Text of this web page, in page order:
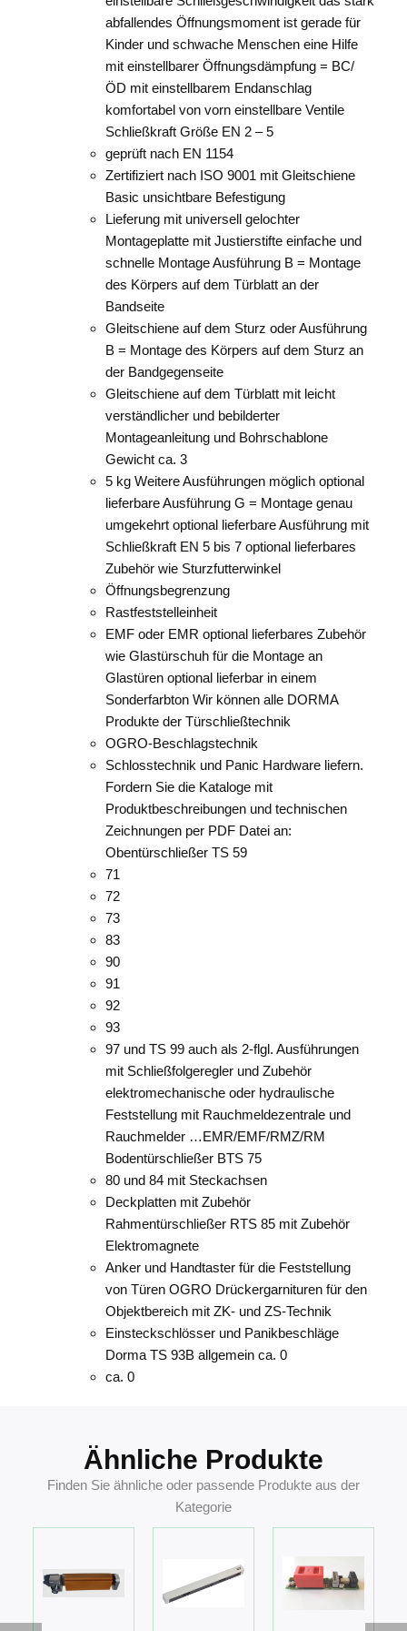
abfallendes Öffnungsmoment ist gerade für
Kinder und schwache Menschen eine Hilfe
mit einstellbarer Öffnungsdämpfung = BC/
ÖD mit einstellbarem Endanschlag
komfortabel von vorn einstellbare Ventile
Schließkraft Größe EN 2 – 5
geprüft nach EN 1154
Zertifiziert nach ISO 9001 mit Gleitschiene
Basic unsichtbare Befestigung
Lieferung mit universell gelochter
Montageplatte mit Justierstifte einfache und
schnelle Montage Ausführung B = Montage
des Körpers auf dem Türblatt an der
Bandseite
Gleitschiene auf dem Sturz oder Ausführung
B = Montage des Körpers auf dem Sturz an
der Bandgegenseite
Gleitschiene auf dem Türblatt mit leicht
verständlicher und bebilderter
Montageanleitung und Bohrschablone
Gewicht ca. 3
5 kg Weitere Ausführungen möglich optional
lieferbare Ausführung G = Montage genau
umgekehrt optional lieferbare Ausführung mit
Schließkraft EN 5 bis 7 optional lieferbares
Zubehör wie Sturzfutterwinkel
Öffnungsbegrenzung
Rastfeststelleinheit
EMF oder EMR optional lieferbares Zubehör
wie Glastürschuh für die Montage an
Glastüren optional lieferbar in einem
Sonderfarbton Wir können alle DORMA
Produkte der Türschließtechnik
OGRO-Beschlagstechnik
Schlosstechnik und Panic Hardware liefern.
Fordern Sie die Kataloge mit
Produktbeschreibungen und technischen
Zeichnungen per PDF Datei an:
Obentürschließer TS 59
71
72
73
83
90
91
92
93
97 und TS 99 auch als 2-flgl. Ausführungen
mit Schließfolgeregler und Zubehör
elektromechanische oder hydraulische
Feststellung mit Rauchmeldezentrale und
Rauchmelder …EMR/EMF/RMZ/RM
Bodentürschließer BTS 75
80 und 84 mit Steckachsen
Deckplatten mit Zubehör
Rahmentürschließer RTS 85 mit Zubehör
Elektromagnete
Anker und Handtaster für die Feststellung
von Türen OGRO Drückergarnituren für den
Objektbereich mit ZK- und ZS-Technik
Einsteckschlösser und Panikbeschläge
Dorma TS 93B allgemein ca. 0
ca. 0
Ähnliche Produkte
Finden Sie ähnliche oder passende Produkte aus der
Kategorie